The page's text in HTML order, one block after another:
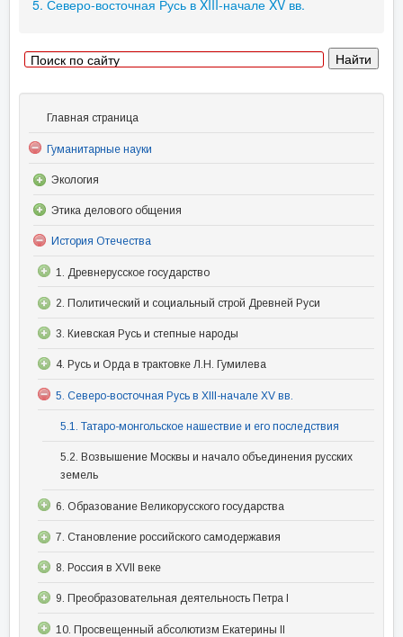
5. Северо-восточная Русь в XIII-начале XV вв.
Главная страница
Гуманитарные науки
Экология
Этика делового общения
История Отечества
1. Древнерусское государство
2. Политический и социальный строй Древней Руси
3. Киевская Русь и степные народы
4. Русь и Орда в трактовке Л.Н. Гумилева
5. Северо-восточная Русь в XIII-начале XV вв.
5.1. Татаро-монгольское нашествие и его последствия
5.2. Возвышение Москвы и начало объединения русских
земель
6. Образование Великорусского государства
7. Становление российского самодержавия
8. Россия в XVII веке
9. Преобразовательная деятельность Петра I
10. Просвещенный абсолютизм Екатерины II